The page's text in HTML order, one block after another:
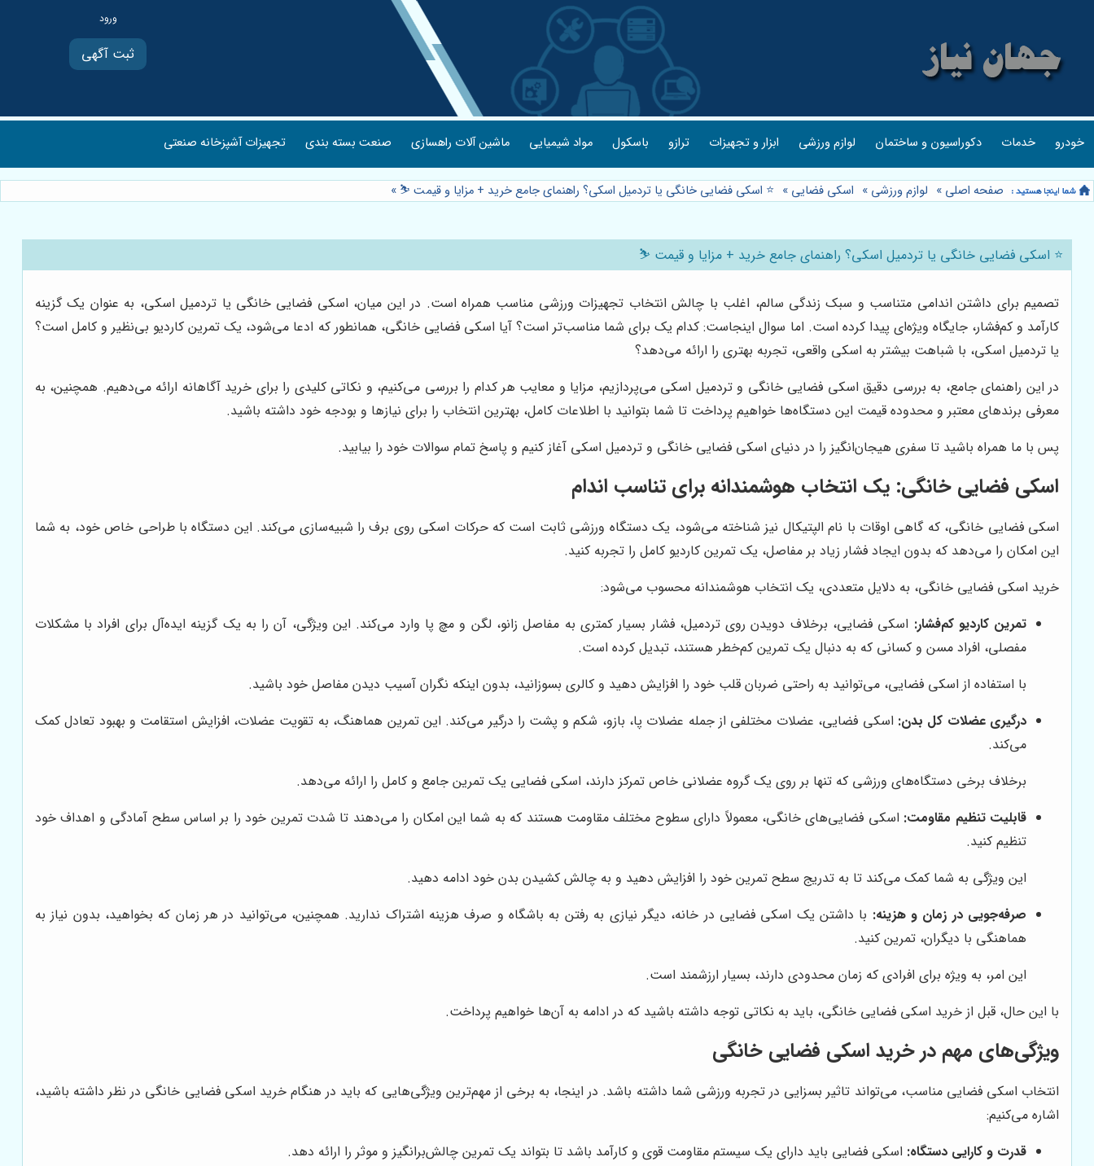
ثبت آگهی
خودرو خدمات دکوراسیون و ساختمان لوازم ورزشی ابزار و تجهیزات ترازو باسکول مواد شیمیایی ماشین آلات راهسازی صنعت بسته بندی تجهیزات آشپزخانه صنعتی
صفحه اصلی » لوازم ورزشی » اسکی فضایی » ⭐️ اسکی فضایی خانگی یا تردمیل اسکی؟ راهنمای جامع خرید + مزایا و قیمت ⛷️»
⭐️ اسکی فضایی خانگی یا تردمیل اسکی؟ راهنمای جامع خرید + مزایا و قیمت ⛷️
تصمیم برای داشتن اندامی متناسب و سبک زندگی سالم، اغلب با چالش انتخاب تجهیزات ورزشی مناسب همراه است. در این میان، اسکی فضایی خانگی یا تردمیل اسکی، به عنوان یک گزینه
کارآمد و کم‌فشار، جایگاه ویژه‌ای پیدا کرده است. اما سوال اینجاست: کدام یک برای شما مناسب‌تر است؟ آیا اسکی فضایی خانگی، همانطور که ادعا می‌شود، یک تمرین کاردیو بی‌نظیر و کامل است؟
یا تردمیل اسکی، با شباهت بیشتر به اسکی واقعی، تجربه بهتری را ارائه می‌دهد؟
در این راهنمای جامع، به بررسی دقیق اسکی فضایی خانگی و تردمیل اسکی می‌پردازیم، مزایا و معایب هر کدام را بررسی می‌کنیم، و نکاتی کلیدی را برای خرید آگاهانه ارائه می‌دهیم. همچنین، به
معرفی برندهای معتبر و محدوده قیمت این دستگاه‌ها خواهیم پرداخت تا شما بتوانید با اطلاعات کامل، بهترین انتخاب را برای نیازها و بودجه خود داشته باشید.
پس با ما همراه باشید تا سفری هیجان‌انگیز را در دنیای اسکی فضایی خانگی و تردمیل اسکی آغاز کنیم و پاسخ تمام سوالات خود را بیابید.
اسکی فضایی خانگی: یک انتخاب هوشمندانه برای تناسب اندام
اسکی فضایی خانگی، که گاهی اوقات با نام الپتیکال نیز شناخته می‌شود، یک دستگاه ورزشی ثابت است که حرکات اسکی روی برف را شبیه‌سازی می‌کند. این دستگاه با طراحی خاص خود، به شما
این امکان را می‌دهد که بدون ایجاد فشار زیاد بر مفاصل، یک تمرین کاردیو کامل را تجربه کنید.
خرید اسکی فضایی خانگی، به دلایل متعددی، یک انتخاب هوشمندانه محسوب می‌شود:
تمرین کاردیو کم‌فشار: اسکی فضایی، برخلاف دویدن روی تردمیل، فشار بسیار کمتری به مفاصل زانو، لگن و مچ پا وارد می‌کند. این ویژگی، آن را به یک گزینه ایده‌آل برای افراد با مشکلات
مفصلی، افراد مسن و کسانی که به دنبال یک تمرین کم‌خطر هستند، تبدیل کرده است.
با استفاده از اسکی فضایی، می‌توانید به راحتی ضربان قلب خود را افزایش دهید و کالری بسوزانید، بدون اینکه نگران آسیب دیدن مفاصل خود باشید.
درگیری عضلات کل بدن: اسکی فضایی، عضلات مختلفی از جمله عضلات پا، بازو، شکم و پشت را درگیر می‌کند. این تمرین هماهنگ، به تقویت عضلات، افزایش استقامت و بهبود تعادل کمک
می‌کند.
برخلاف برخی دستگاه‌های ورزشی که تنها بر روی یک گروه عضلانی خاص تمرکز دارند، اسکی فضایی یک تمرین جامع و کامل را ارائه می‌دهد.
قابلیت تنظیم مقاومت: اسکی فضایی‌های خانگی، معمولاً دارای سطوح مختلف مقاومت هستند که به شما این امکان را می‌دهند تا شدت تمرین خود را بر اساس سطح آمادگی و اهداف خود
تنظیم کنید.
این ویژگی به شما کمک می‌کند تا به تدریج سطح تمرین خود را افزایش دهید و به چالش کشیدن بدن خود ادامه دهید.
صرفه‌جویی در زمان و هزینه: با داشتن یک اسکی فضایی در خانه، دیگر نیازی به رفتن به باشگاه و صرف هزینه اشتراک ندارید. همچنین، می‌توانید در هر زمان که بخواهید، بدون نیاز به
هماهنگی با دیگران، تمرین کنید.
این امر، به ویژه برای افرادی که زمان محدودی دارند، بسیار ارزشمند است.
با این حال، قبل از خرید اسکی فضایی خانگی، باید به نکاتی توجه داشته باشید که در ادامه به آن‌ها خواهیم پرداخت.
ویژگی‌های مهم در خرید اسکی فضایی خانگی
انتخاب اسکی فضایی مناسب، می‌تواند تاثیر بسزایی در تجربه ورزشی شما داشته باشد. در اینجا، به برخی از مهم‌ترین ویژگی‌هایی که باید در هنگام خرید اسکی فضایی خانگی در نظر داشته باشید،
اشاره می‌کنیم:
قدرت و کارایی دستگاه: اسکی فضایی باید دارای یک سیستم مقاومت قوی و کارآمد باشد تا بتواند یک تمرین چالش‌برانگیز و موثر را ارائه دهد.